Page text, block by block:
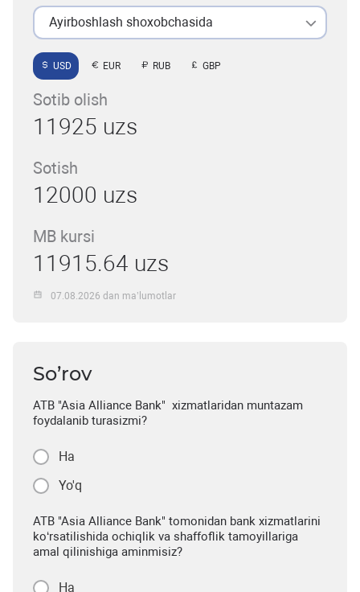
Ayirboshlash shoxobchasida
USD EUR RUB GBP
Sotib olish
11925 uzs
Sotish
12000 uzs
MB kursi
11915.64 uzs
07.08.2026 dan ma’lumotlar
So’rov
ATB "Asia Alliance Bank" xizmatlaridan muntazam
foydalanib turasizmi?
Ha
Yo'q
ATB "Asia Alliance Bank" tomonidan bank xizmatlarini
ko‘rsatilishida ochiqlik va shaffoflik tamoyillariga
amal qilinishiga aminmisiz?
Ha